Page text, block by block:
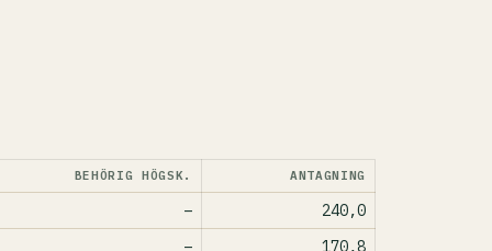
BEHÖRIG HÖGSK. ANTAGNING
–
240,0
– 170,8